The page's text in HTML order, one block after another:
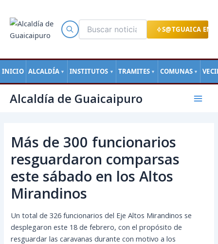
S@TGUAICA EN
INICIO ALCALDÍA ▼ INSTITUTOS ▼ TRAMITES ▼ COMUNAS ▼
contenido
Alcaldía de Guaicaipuro
Main
Más de 300 funcionarios
resguardaron comparsas
este sábado en los Altos
Mirandinos
Un total de 326 funcionarios del Eje Altos Mirandinos se
desplegaron este 18 de febrero, con el propósito de
resguardar las caravanas durante con motivo a los
de